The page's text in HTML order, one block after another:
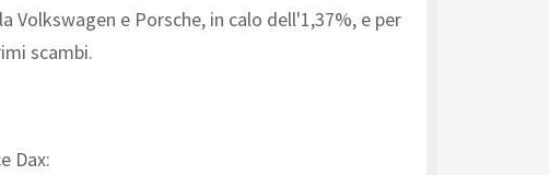
Volkswagen e Porsche, in calo dell'1,37%, e per
scambi.
Dax: